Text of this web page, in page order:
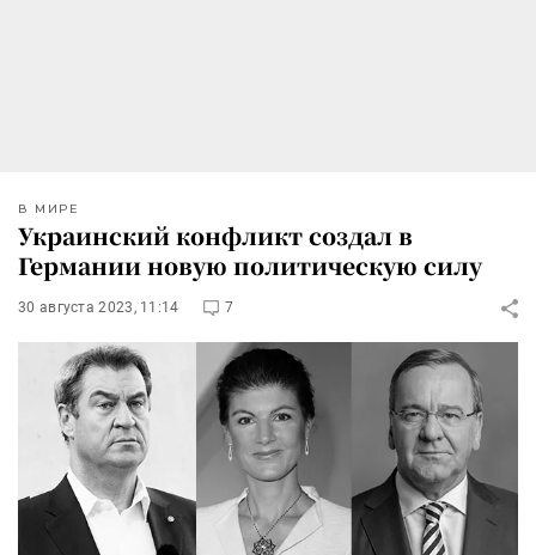
В МИРЕ
Украинский конфликт создал в
Германии новую политическую силу
30 августа 2023, 11:14 7